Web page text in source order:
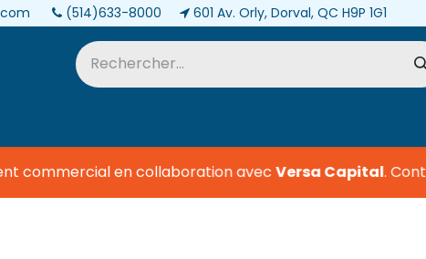
(514)633-8000 601 Av. Orly, Dorval, QC H9P 1G1
commercial en collaboration avecVersa Capital.